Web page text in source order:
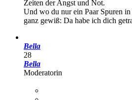
Zeiten der Angst und Not.
Und wo du nur ein Paar Spuren in
ganz gewiß: Da habe ich dich
Bella
28
Bella
Moderatorin